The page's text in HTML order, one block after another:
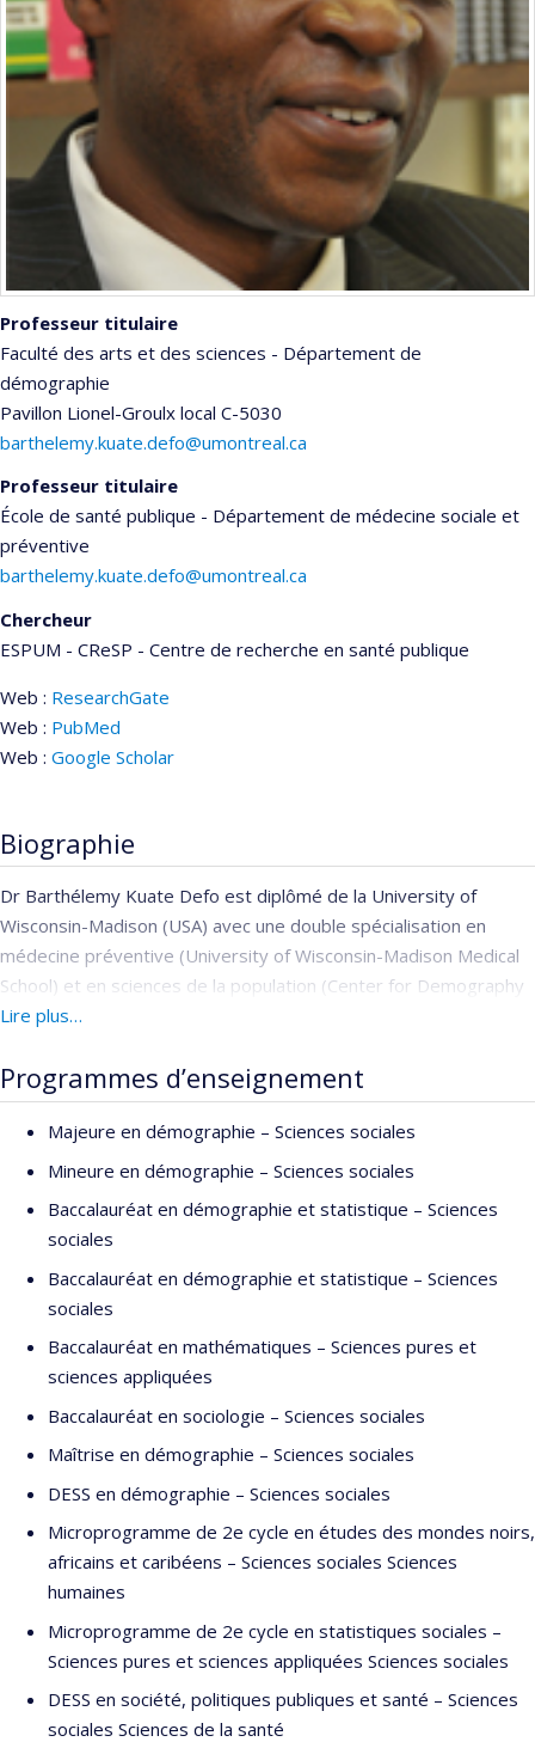
Professeur titulaire
Faculté des arts et des sciences - Département de
démographie
Pavillon Lionel-Groulx local C-5030
barthelemy.kuate.defo@umontreal.ca
Professeur titulaire
École de santé publique - Département de médecine sociale et
préventive
barthelemy.kuate.defo@umontreal.ca
Chercheur
ESPUM - CReSP - Centre de recherche en santé publique
Web : ResearchGate
Web : PubMed
Web : Google Scholar
Biographie
Dr Barthélemy Kuate Defo est diplômé de la University of
Wisconsin-Madison (USA) avec une double spécialisation en
médecine préventive (University of Wisconsin-Madison Medical
School) et en sciences de la population (Center for Demography
and Ecology). Il est professeur avec double titulariat au
Département de démographie et des sciences de la population,
chercheur au Centre de Recherche en Santé Publique, et auteur
de plus de 200 publications dans les meilleures revues au monde
en médecine, sciences de la population, méthodologies de
Ses activités universitaires et scientifiques s’inscrivent dans une
tradition d'excellence de calibre mondial
https://scholar.google.com/citations?hl=fr&user=ugKb-
KjdLHs5nyWEFN7aLRCt5-
jeQ), contribuent au déploiement d’approches interdisciplinaires
et multidisciplinaires en formation et recherche, à l'élaboration
des disparités et iniquités sociales et en santé.
Depuis 1995, il est nommé membre des dizaines de Comités
d’organismes subventionnaires et Commissions d’évaluation
Québec, Canada et ailleurs (États-Unis, Grande Bretagne, Union
Européenne, Afrique).
Conférencier invité à l’Académie des Sciences des États-Unis
Lire plus…
Programmes d’enseignement
Majeure en démographie – Sciences sociales
Mineure en démographie – Sciences sociales
Baccalauréat en démographie et statistique – Sciences
sociales
Baccalauréat en démographie et statistique – Sciences
sociales
Baccalauréat en mathématiques – Sciences pures et
sciences appliquées
Baccalauréat en sociologie – Sciences sociales
Maîtrise en démographie – Sciences sociales
DESS en démographie – Sciences sociales
Microprogramme de 2e cycle en études des mondes noirs,
africains et caribéens – Sciences sociales Sciences
humaines
Microprogramme de 2e cycle en statistiques sociales –
Sciences pures et sciences appliquées Sciences sociales
DESS en société, politiques publiques et santé – Sciences
sociales Sciences de la santé